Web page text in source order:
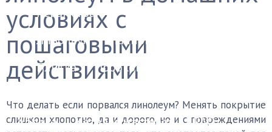
Керамогранит
Линолеум
Наливной пол
Плитка
Пробковый пол
Уборка
Каталог мастеров FAQ
условиях с
пошаговыми
действиями
Что делать если порвался линолеум? Менять покрытие
слишком хлопотно, да и дорого, но и с повреждениями